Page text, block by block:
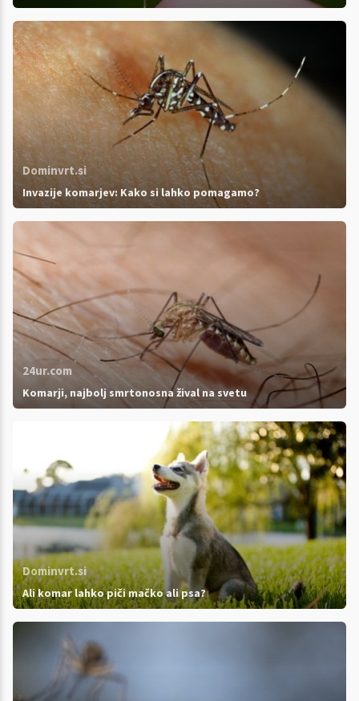
Dominvrt.si
Invazije komarjev: Kako si lahko pomagamo?
24ur.com
Komarji, najbolj smrtonosna žival na svetu
Dominvrt.si
Ali komar lahko piči mačko ali psa?